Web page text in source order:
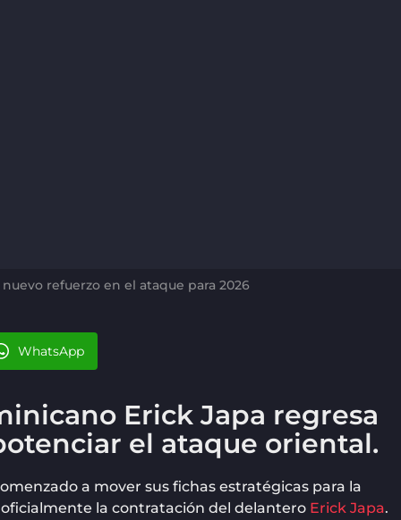
refuerzo en el ataque para 2026
WhatsApp
Erick Japa regresa
el ataque oriental.
a mover sus fichas estratégicas para la
la contratación del delantero Erick Japa.